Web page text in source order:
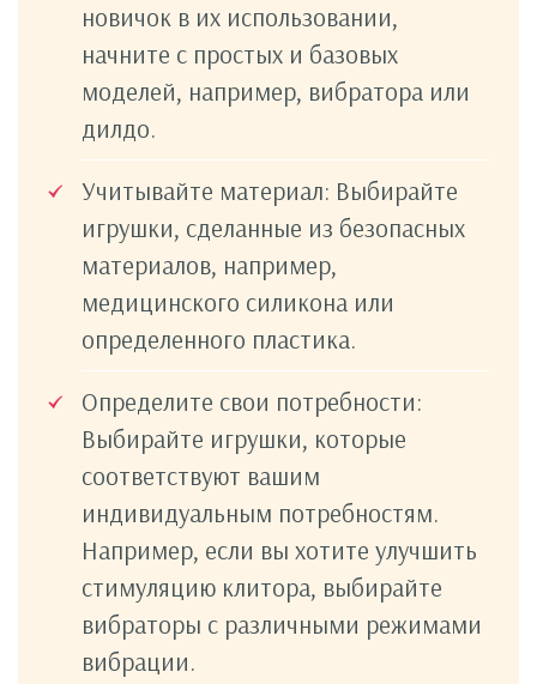
новичок в их использовании,
начните с простых и базовых
моделей, например, вибратора или
дилдо.
Учитывайте материал: Выбирайте
игрушки, сделанные из безопасных
материалов, например,
медицинского силикона или
определенного пластика.
Определите свои потребности:
Выбирайте игрушки, которые
соответствуют вашим
индивидуальным потребностям.
Например, если вы хотите улучшить
стимуляцию клитора, выбирайте
вибраторы с различными режимами
вибрации.